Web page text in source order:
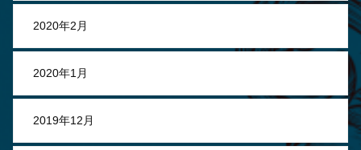
2020年2月
2020年1月
2019年12月